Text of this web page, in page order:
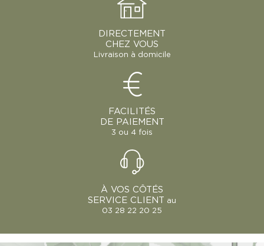
DIRECTEMENT
CHEZ VOUS
Livraison à domicile
FACILITÉS
DE PAIEMENT
3 ou 4 fois
À VOS CÔTÉS
SERVICE CLIENT
au
03 28 22 20 25